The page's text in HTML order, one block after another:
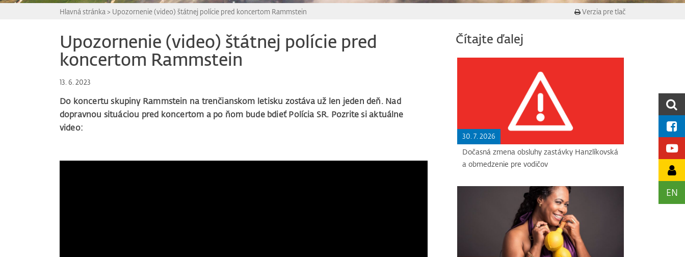
EN
Hlavná stránka > Upozornenie (video) štátnej polície pred koncertom Rammstein Verzia pre tlač
Upozornenie (video) štátnej polície pred
koncertom Rammstein
13. 6. 2023
Do koncertu skupiny Rammstein na trenčianskom letisku zostáva už len jeden deň. Nad
dopravnou situáciou pred koncertom a po ňom bude bdieť Polícia SR. Pozrite si aktuálne
video:
Čítajte ďalej
30. 7. 2026
Dočasná zmena obsluhy zastávky Hanzlíkovská
a obmedzenie pre vodičov